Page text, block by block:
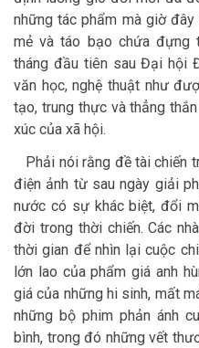
những tác phẩm mà giờ
mẻ và táo bạo chứa đựng
tháng đầu tiên sau Đại hội
văn học, nghệ thuật như
tạo, trung thực và thẳng
xúc của xã hội.
Phải nói rằng đề tài chiến
điện ảnh từ sau ngày giải
nước có sự khác biệt, đổi
đời trong thời chiến. Các
thời gian để nhìn lại cuộc
lớn lao của phẩm giá anh
giá của những hi sinh, mất
những bộ phim phản ánh
bình, trong đó những vết